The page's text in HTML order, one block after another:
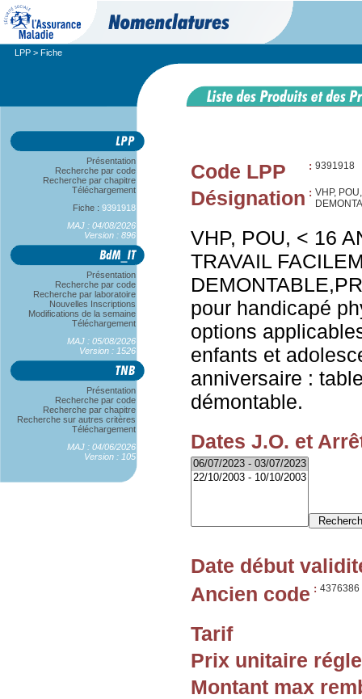
LPP > Fiche
Présentation
Recherche par code
Recherche par chapitre
Téléchargement
Fiche : 9391918
MAJ : 04/08/2026
Version : 896
Présentation
Recherche par code
Recherche par laboratoire
Nouvelles Inscriptions
Modifications de la semaine
Téléchargement
MAJ : 05/08/2026
Version : 1526
Présentation
Recherche par code
Recherche par chapitre
Recherche sur autres critères
Téléchargement
MAJ : 04/06/2026
Version : 105
Code LPP : 9391918
Désignation : VHP,
VHP, POU, < 16
TRAVAIL
pour handicapé
options
enfants et
anniversaire :
démontable.
Dates J.O. et
Date début
Ancien code : 4376386
Tarif
Prix unitaire
Montant max